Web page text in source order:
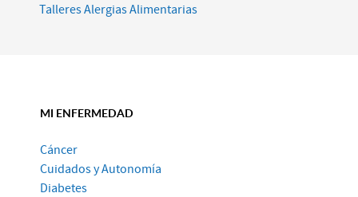
Talleres Alergias Alimentarias
MI ENFERMEDAD
Cáncer
Cuidados y Autonomía
Diabetes